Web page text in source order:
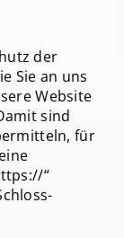
der
Sie an uns
Website
sind
für
“